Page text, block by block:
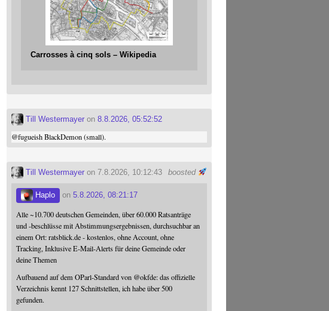
Carrosses à cinq sols – Wikipedia
Till Westermayer on8.8.2026, 05:52:52
@fugueishBlackDemon (small).
boosted
Till Westermayer on 7.8.2026, 10:12:43
Haplo on5.8.2026, 08:21:17
Alle ~10.700 deutschen Gemeinden, über 60.000 Ratsanträge
und -beschlüsse mit Abstimmungsergebnissen, durchsuchbar an
einem Ort: ratsblick.de - kostenlos, ohne Account, ohne
Tracking, Inklusive E-Mail-Alerts für deine Gemeinde oder
deine Themen
Aufbauend auf dem OParl-Standard von @okfde: das offizielle
Verzeichnis kennt 127 Schnittstellen, ich habe über 500
gefunden.